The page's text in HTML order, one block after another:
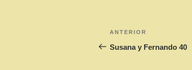
Navegación
de
Entrada
anterior:
ANTERIOR
Susana y Fernando 40